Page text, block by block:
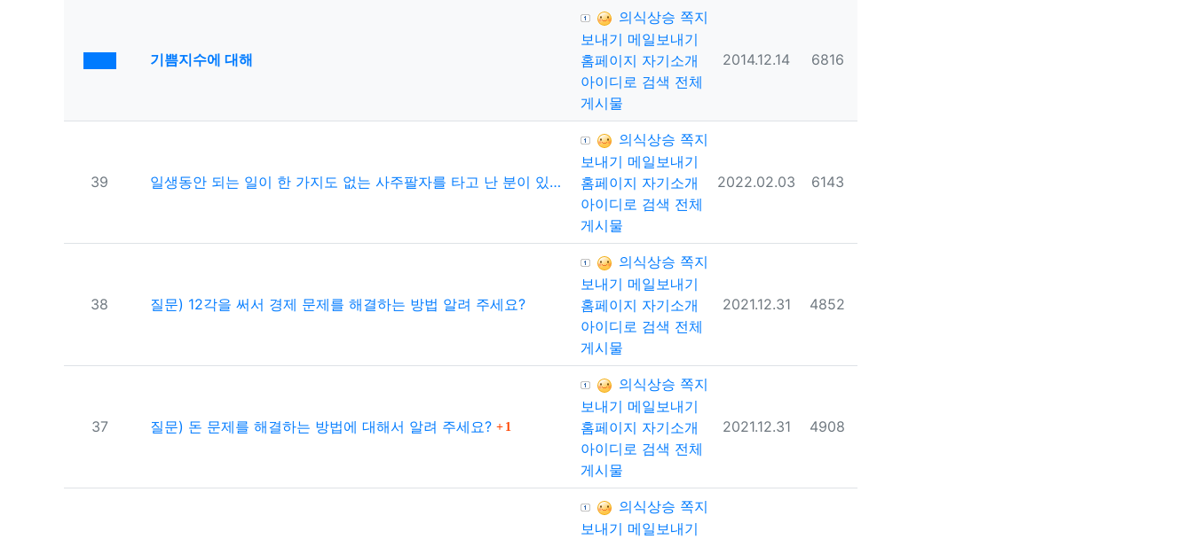
공지사항기쁨지수에 대해
등록자의식상승 쪽지
보내기 메일보내기
홈페이지 자기소개
아이디로 검색 전체
게시물
등록일
2014.12.14 조회
6816
번호
39 일생동안 되는 일이 한 가지도 없는 사주팔자를 타고 난 분이 있다면
등록자의식상승 쪽지
보내기 메일보내기
홈페이지 자기소개
아이디로 검색 전체
게시물
등록일
2022.02.03 조회
6143
번호
38 질문) 12각을 써서 경제 문제를 해결하는 방법 알려 주세요?
등록자의식상승 쪽지
보내기 메일보내기
홈페이지 자기소개
아이디로 검색 전체
게시물
등록일
2021.12.31 조회
4852
번호
37 질문) 돈 문제를 해결하는 방법에 대해서 알려 주세요? 댓글
1
등록자의식상승 쪽지
보내기 메일보내기
홈페이지 자기소개
아이디로 검색 전체
게시물
등록일
2021.12.31 조회
4908
등록자의식상승 쪽지
보내기 메일보내기